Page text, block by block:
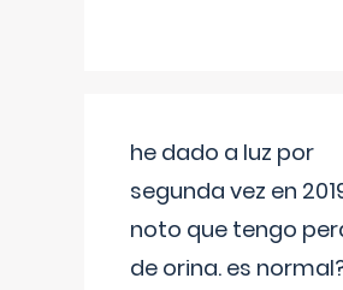
he dado a luz por
segunda vez en
noto que tengo
de orina. es